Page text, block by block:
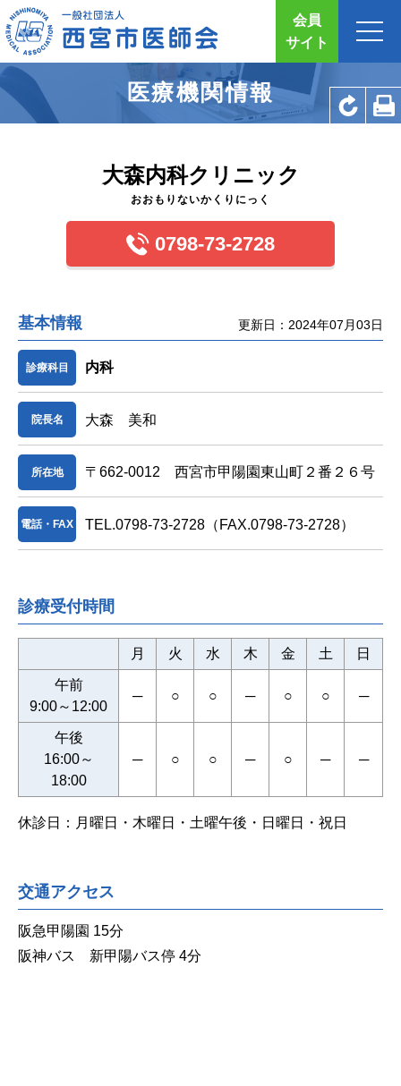
会員
サイト
医療機関情報
大森内科クリニック
おおもりないかくりにっく
0798-73-2728
基本情報 更新日：2024年07月03日
診療科目 内科
院長名 大森 美和
所在地 〒662-0012 西宮市甲陽園東山町２番２６号
電話・FAX TEL.0798-73-2728 （FAX.0798-73-2728）
診療受付時間
月 火 水 木 金 土 日
午前
9:00～12:00
─ ○ ○ ─ ○ ○ ─
午後
16:00～
18:00
─ ○ ○ ─ ○ ─ ─
休診日：月曜日・木曜日・土曜午後・日曜日・祝日
交通アクセス
阪急甲陽園 15分
阪神バス 新甲陽バス停 4分